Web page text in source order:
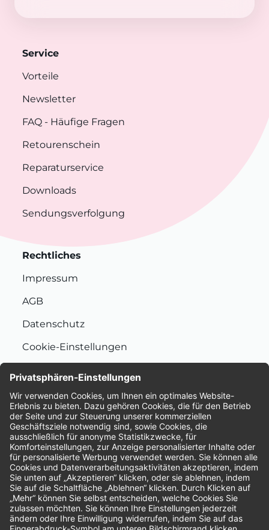
Service
Vorteile
Newsletter
FAQ - Häufige Fragen
Retourenschein
Reparaturservice
Downloads
Sendungsverfolgung
Rechtliches
Impressum
AGB
Datenschutz
Cookie-Einstellungen
Bewertungen